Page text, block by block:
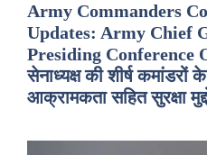
Army Commanders
Updates: Army Chief
Presiding Conference
सेनाध्यक्ष की शीर्ष कमांडरों
आक्रामकता सहित सुरक्षा